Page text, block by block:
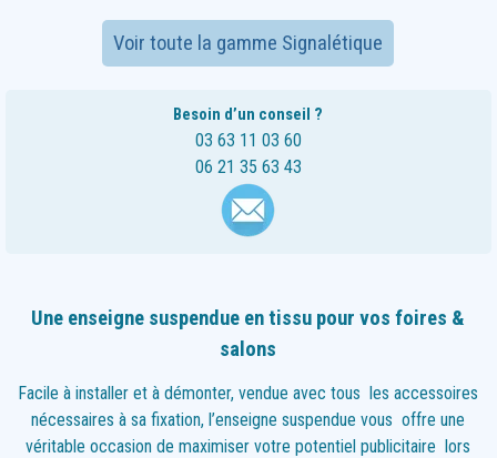
Voir toute la gamme Signalétique
Besoin d’un conseil ?
03 63 11 03 60
06 21 35 63 43
Une enseigne suspendue en tissu pour vos foires &
salons
Facile à installer et à démonter, vendue avec tous les accessoires
nécessaires à sa fixation, l’enseigne suspendue vous offre une
véritable occasion de maximiser votre potentiel publicitaire lors